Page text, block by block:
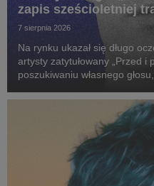
zapis sześcioletniej
7 sierpnia 2026
Na rynku ukazał się długo
artysty zatytułowany „Przed i
poszukiwaniu własnego
młodego twórcy.